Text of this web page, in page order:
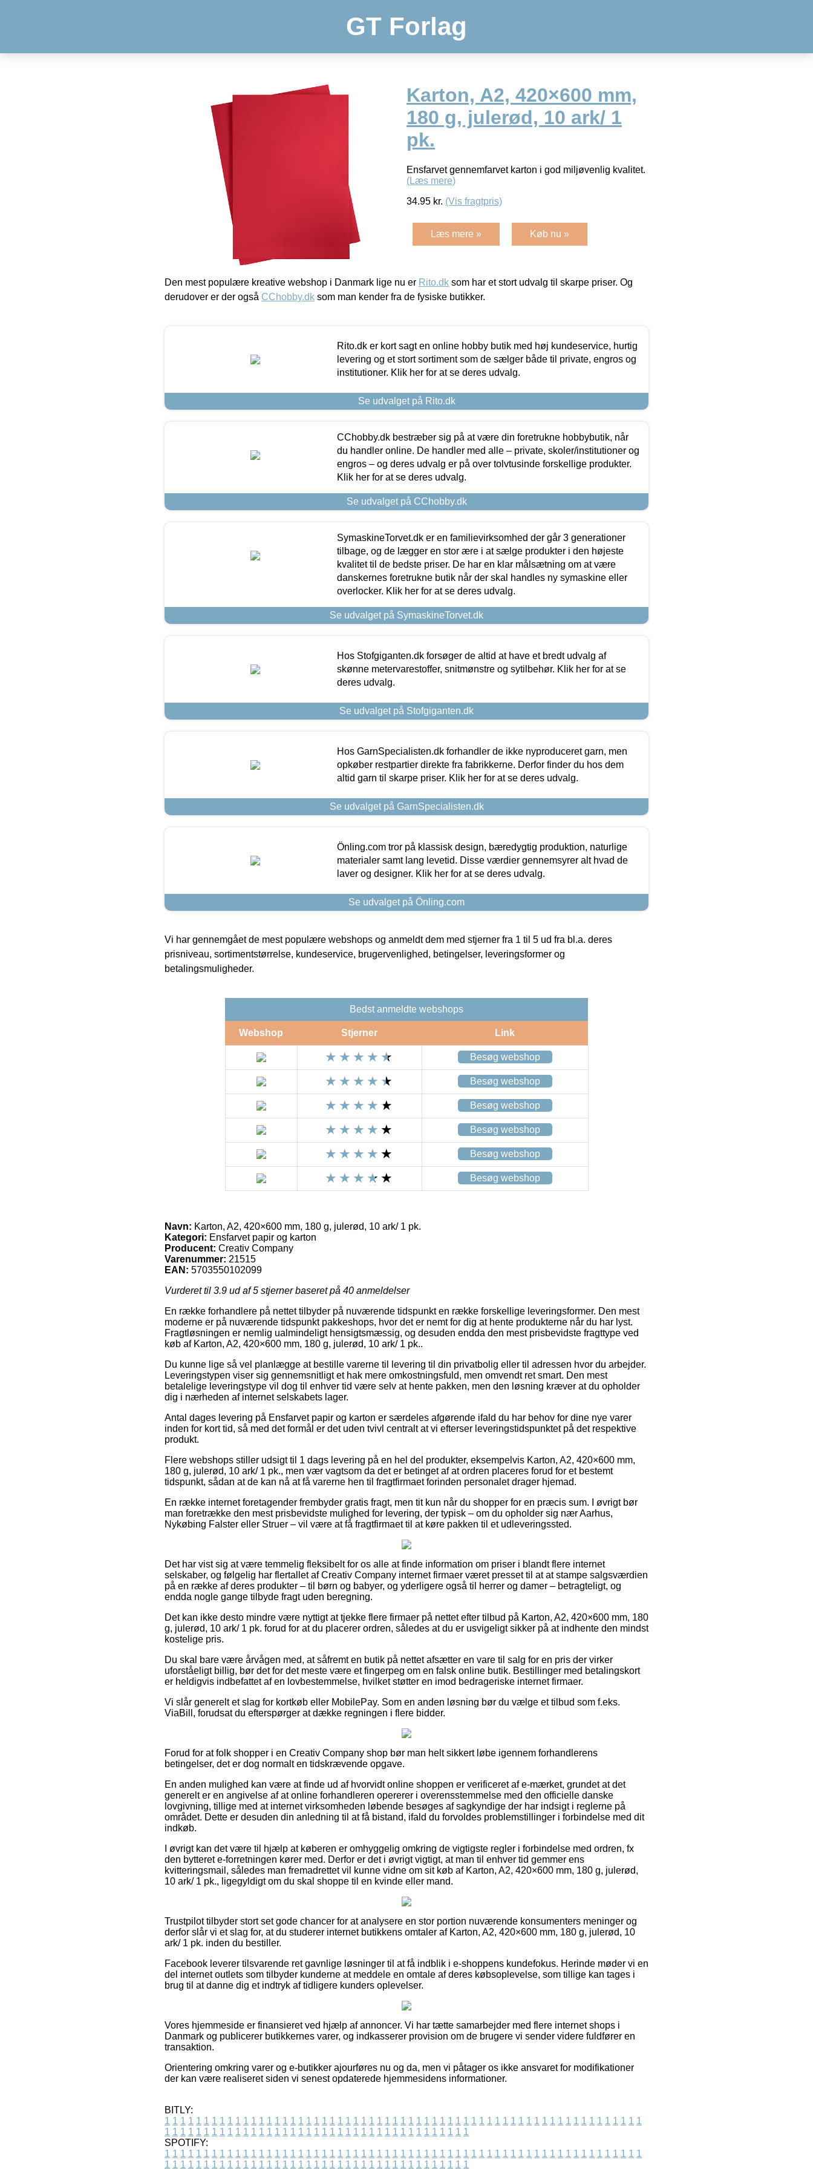
GT Forlag
Karton, A2, 420×600 mm,
180 g, julerød, 10 ark/ 1
pk.
Ensfarvet gennemfarvet karton i god miljøvenlig kvalitet.
(Læs mere)
34.95 kr. (Vis fragtpris)
Læs mere » Køb nu »
Den mest populære kreative webshop i Danmark lige nu er Rito.dk som har et stort udvalg til skarpe priser. Og
derudover er der også CChobby.dk som man kender fra de fysiske butikker.
Rito.dk er kort sagt en online hobby butik med høj kundeservice, hurtig
levering og et stort sortiment som de sælger både til private, engros og
institutioner. Klik her for at se deres udvalg.
Se udvalget på Rito.dk
CChobby.dk bestræber sig på at være din foretrukne hobbybutik, når
du handler online. De handler med alle – private, skoler/institutioner og
engros – og deres udvalg er på over tolvtusinde forskellige produkter.
Klik her for at se deres udvalg.
Se udvalget på CChobby.dk
SymaskineTorvet.dk er en familievirksomhed der går 3 generationer
tilbage, og de lægger en stor ære i at sælge produkter i den højeste
kvalitet til de bedste priser. De har en klar målsætning om at være
danskernes foretrukne butik når der skal handles ny symaskine eller
overlocker. Klik her for at se deres udvalg.
Se udvalget på SymaskineTorvet.dk
Hos Stofgiganten.dk forsøger de altid at have et bredt udvalg af
skønne metervarestoffer, snitmønstre og sytilbehør. Klik her for at se
deres udvalg.
Se udvalget på Stofgiganten.dk
Hos GarnSpecialisten.dk forhandler de ikke nyproduceret garn, men
opkøber restpartier direkte fra fabrikkerne. Derfor finder du hos dem
altid garn til skarpe priser. Klik her for at se deres udvalg.
Se udvalget på GarnSpecialisten.dk
Önling.com tror på klassisk design, bæredygtig produktion, naturlige
materialer samt lang levetid. Disse værdier gennemsyrer alt hvad de
laver og designer. Klik her for at se deres udvalg.
Se udvalget på Önling.com
Vi har gennemgået de mest populære webshops og anmeldt dem med stjerner fra 1 til 5 ud fra bl.a. deres
prisniveau, sortimentstørrelse, kundeservice, brugervenlighed, betingelser, leveringsformer og
betalingsmuligheder.
Bedst anmeldte webshops
Webshop Stjerner Link
Besøg webshop
Besøg webshop
Besøg webshop
Besøg webshop
Besøg webshop
Besøg webshop
Navn: Karton, A2, 420×600 mm, 180 g, julerød, 10 ark/ 1 pk.
Kategori: Ensfarvet papir og karton
Producent: Creativ Company
Varenummer: 21515
EAN: 5703550102099
Vurderet til 3.9 ud af 5 stjerner baseret på 40 anmeldelser
En række forhandlere på nettet tilbyder på nuværende tidspunkt en række forskellige leveringsformer. Den mest
moderne er på nuværende tidspunkt pakkeshops, hvor det er nemt for dig at hente produkterne når du har lyst.
Fragtløsningen er nemlig ualmindeligt hensigtsmæssig, og desuden endda den mest prisbevidste fragttype ved
køb af Karton, A2, 420×600 mm, 180 g, julerød, 10 ark/ 1 pk..
Du kunne lige så vel planlægge at bestille varerne til levering til din privatbolig eller til adressen hvor du arbejder.
Leveringstypen viser sig gennemsnitligt et hak mere omkostningsfuld, men omvendt ret smart. Den mest
betalelige leveringstype vil dog til enhver tid være selv at hente pakken, men den løsning kræver at du opholder
dig i nærheden af internet selskabets lager.
Antal dages levering på Ensfarvet papir og karton er særdeles afgørende ifald du har behov for dine nye varer
inden for kort tid, så med det formål er det uden tvivl centralt at vi efterser leveringstidspunktet på det respektive
produkt.
Flere webshops stiller udsigt til 1 dags levering på en hel del produkter, eksempelvis Karton, A2, 420×600 mm,
180 g, julerød, 10 ark/ 1 pk., men vær vagtsom da det er betinget af at ordren placeres forud for et bestemt
tidspunkt, sådan at de kan nå at få varerne hen til fragtfirmaet forinden personalet drager hjemad.
En række internet foretagender frembyder gratis fragt, men tit kun når du shopper for en præcis sum. I øvrigt bør
man foretrække den mest prisbevidste mulighed for levering, der typisk – om du opholder sig nær Aarhus,
Nykøbing Falster eller Struer – vil være at få fragtfirmaet til at køre pakken til et udleveringssted.
Det har vist sig at være temmelig fleksibelt for os alle at finde information om priser i blandt flere internet
selskaber, og følgelig har flertallet af Creativ Company internet firmaer været presset til at at stampe salgsværdien
på en række af deres produkter – til børn og babyer, og yderligere også til herrer og damer – betragteligt, og
endda nogle gange tilbyde fragt uden beregning.
Det kan ikke desto mindre være nyttigt at tjekke flere firmaer på nettet efter tilbud på Karton, A2, 420×600 mm, 180
g, julerød, 10 ark/ 1 pk. forud for at du placerer ordren, således at du er usvigeligt sikker på at indhente den mindst
kostelige pris.
Du skal bare være årvågen med, at såfremt en butik på nettet afsætter en vare til salg for en pris der virker
uforståeligt billig, bør det for det meste være et fingerpeg om en falsk online butik. Bestillinger med betalingskort
er heldigvis indbefattet af en lovbestemmelse, hvilket støtter en imod bedrageriske internet firmaer.
Vi slår generelt et slag for kortkøb eller MobilePay. Som en anden løsning bør du vælge et tilbud som f.eks.
ViaBill, forudsat du efterspørger at dække regningen i flere bidder.
Forud for at folk shopper i en Creativ Company shop bør man helt sikkert løbe igennem forhandlerens
betingelser, det er dog normalt en tidskrævende opgave.
En anden mulighed kan være at finde ud af hvorvidt online shoppen er verificeret af e-mærket, grundet at det
generelt er en angivelse af at online forhandleren opererer i overensstemmelse med den officielle danske
lovgivning, tillige med at internet virksomheden løbende besøges af sagkyndige der har indsigt i reglerne på
området. Dette er desuden din anledning til at få bistand, ifald du forvoldes problemstillinger i forbindelse med dit
indkøb.
I øvrigt kan det være til hjælp at køberen er omhyggelig omkring de vigtigste regler i forbindelse med ordren, fx
den bytteret e-forretningen kører med. Derfor er det i øvrigt vigtigt, at man til enhver tid gemmer ens
kvitteringsmail, således man fremadrettet vil kunne vidne om sit køb af Karton, A2, 420×600 mm, 180 g, julerød,
10 ark/ 1 pk., ligegyldigt om du skal shoppe til en kvinde eller mand.
Trustpilot tilbyder stort set gode chancer for at analysere en stor portion nuværende konsumenters meninger og
derfor slår vi et slag for, at du studerer internet butikkens omtaler af Karton, A2, 420×600 mm, 180 g, julerød, 10
ark/ 1 pk. inden du bestiller.
Facebook leverer tilsvarende ret gavnlige løsninger til at få indblik i e-shoppens kundefokus. Herinde møder vi en
del internet outlets som tilbyder kunderne at meddele en omtale af deres købsoplevelse, som tillige kan tages i
brug til at danne dig et indtryk af tidligere kunders oplevelser.
Vores hjemmeside er finansieret ved hjælp af annoncer. Vi har tætte samarbejder med flere internet shops i
Danmark og publicerer butikkernes varer, og indkasserer provision om de brugere vi sender videre fuldfører en
transaktion.
Orientering omkring varer og e-butikker ajourføres nu og da, men vi påtager os ikke ansvaret for modifikationer
der kan være realiseret siden vi senest opdaterede hjemmesidens informationer.
BITLY:
1 1 1 1 1 1 1 1 1 1 1 1 1 1 1 1 1 1 1 1 1 1 1 1 1 1 1 1 1 1 1 1 1 1 1 1 1 1 1 1 1 1 1 1 1 1 1 1 1 1 1 1 1 1 1 1 1 1 1 1 1
1 1 1 1 1 1 1 1 1 1 1 1 1 1 1 1 1 1 1 1 1 1 1 1 1 1 1 1 1 1 1 1 1 1 1 1 1 1 1
SPOTIFY:
1 1 1 1 1 1 1 1 1 1 1 1 1 1 1 1 1 1 1 1 1 1 1 1 1 1 1 1 1 1 1 1 1 1 1 1 1 1 1 1 1 1 1 1 1 1 1 1 1 1 1 1 1 1 1 1 1 1 1 1 1
1 1 1 1 1 1 1 1 1 1 1 1 1 1 1 1 1 1 1 1 1 1 1 1 1 1 1 1 1 1 1 1 1 1 1 1 1 1 1